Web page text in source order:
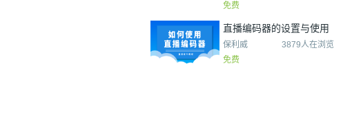
免费
直播编码器的设置与使用
保利威
3879人在浏览
免费